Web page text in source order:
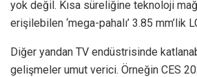
yok değil. Kısa süreliğine teknoloji
erişilebilen ‘mega-pahalı’ 3.85 mm’lik
Diğer yandan TV endüstrisinde
gelişmeler umut verici. Örneğin CES